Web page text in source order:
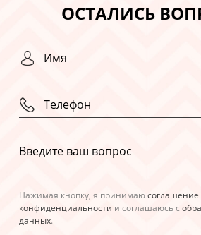
ОСТАЛИСЬ
Нажимая кнопку, я принимаюсоглашение
конфиденциальности и соглашаюсь с
данных.